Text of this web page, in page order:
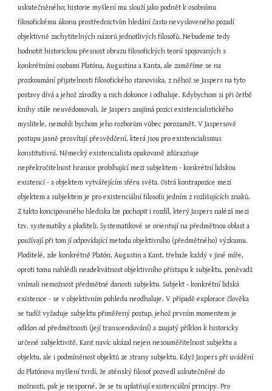
uskutečněného; historie myšlení mu slouží jako podnět k osobnímu
filosofickému úkonu prostřednictvím hledání často nevysloveného pozadí
objektivně zachytitelných názorů jednotlivých filosofů. Nebudeme tedy
hodnotit historickou přesnost obrazu filosofických teorií spojovaných s
konkrétními osobami Platóna, Augustina a Kanta, ale zaměříme se na
prozkoumání přijatelnosti filosofického stanoviska, z něhož se Jaspers na tyto
postavy dívá a jehož zárodky u nich dokonce i odhaluje. Kdybychom si při četbě
knihy stále neuvědomovali, že Jaspers zaujímá pozici existencialistického
myslitele, nemohli bychom jeho rozborům vůbec porozumět. V Jaspersově
postupu jasně prosvítají přesvědčení, která jsou pro existencialismus
konstitutivní. Německý existencialista opakovaně zdůrazňuje
nepřekročitelnost hranice probíhající mezi subjektem - konkrétní lidskou
existencí - a objektem vytvářejícím sféru světa. Ostrá kontrapozice mezi
objektem a subjektem je pro existenciální filosofii jedním z rozlišujících znaků.
Z takto koncipovaného hlediska lze pochopit i rozdíl, který Jaspers nalézá mezi
tzv. systematiky a ploditeli. Systematikové se orientují na předmětnou oblast a
používají při tom jí odpovídající metodu objektivního (předmětného) výzkumu.
Ploditelé, zde konkrétně Platón, Augustin a Kant, třebaže každý v jiné míře,
oproti tomu nahlédli neadekvátnost objektivního přístupu k subjektu, poněvadž
vnímali nemožnost předmětné danosti subjektu. Subjekt - konkrétní lidská
existence - se v objektivním pohledu neodhaluje. V případě explorace člověka
se tudíž vyžaduje subjektu přiměřený postup, jehož prvním momentem je
odklon od předmětnosti (její transcendování) a zaujatý příklon k historicky
určené subjektivitě. Kant navíc ukázal nejen nesouměřitelnost subjektu a
objektu, ale i podmíněnost objektů ze strany subjektu. Když Jaspers při uvádění
do Platónova myšlení tvrdí, že aténský filosof pozvedl uskutečněné do
možnosti, pak je nesporné, že se tu uplatňují existenciální principy. Pro